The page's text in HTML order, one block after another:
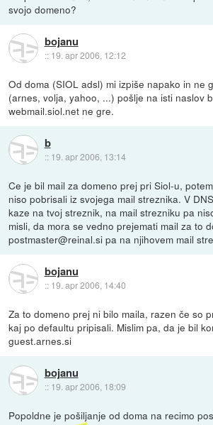
svojo domeno?
bojanu
:: 19. apr 2006, 12:12
Od doma (SIOL adsl) mi izpiše napako in ne
(arnes, volja, yahoo, ...) pošlje na isti naslov
webmail.siol.net ne gre.
b
:: 19. apr 2006, 13:14
Ce je bil mail za domeno prej pri Siol-u,
niso pobrisali iz svojega mail streznika. V
kaze na tvoj streznik, na mail strezniku pa
misli, da mora se vedno prejemati mail za to
postmaster@reinal.si pa na njihovem mail
bojanu
:: 19. apr 2006, 14:40
Za to domeno prej ni bilo maila, razen če so
kaj po defaultu pripisali. Mislim pa, da je bil
guest.arnes.si
bojanu
:: 19. apr 2006, 18:09
Popoldne je pošiljanje od doma na recimo